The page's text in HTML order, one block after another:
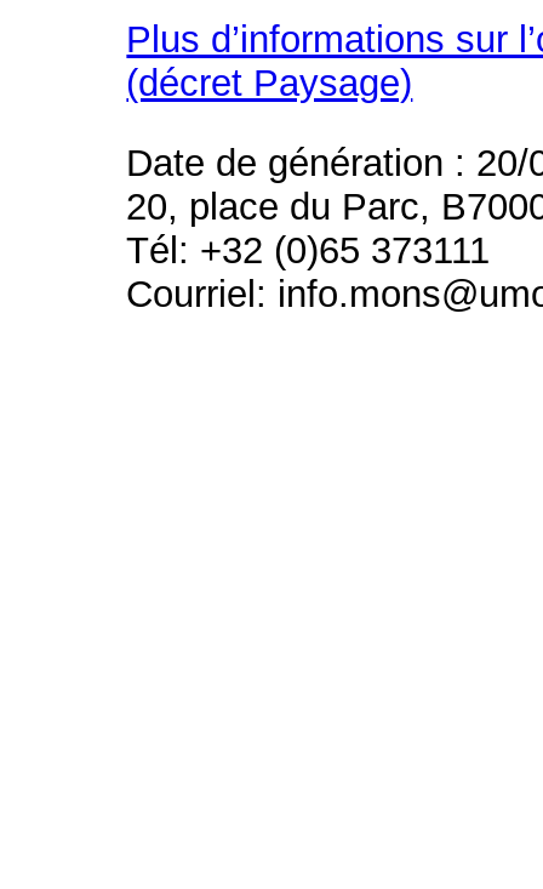
Plus d’informations sur
(décret Paysage)
Date de génération : 20/
20, place du Parc,
Tél: +32 (0)65 373111
Courriel: